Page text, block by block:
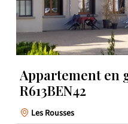
Appartement en
R613BEN42
Les Rousses